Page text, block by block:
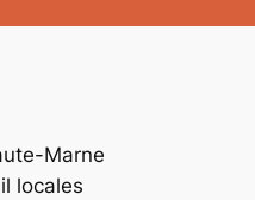
Marne
locales